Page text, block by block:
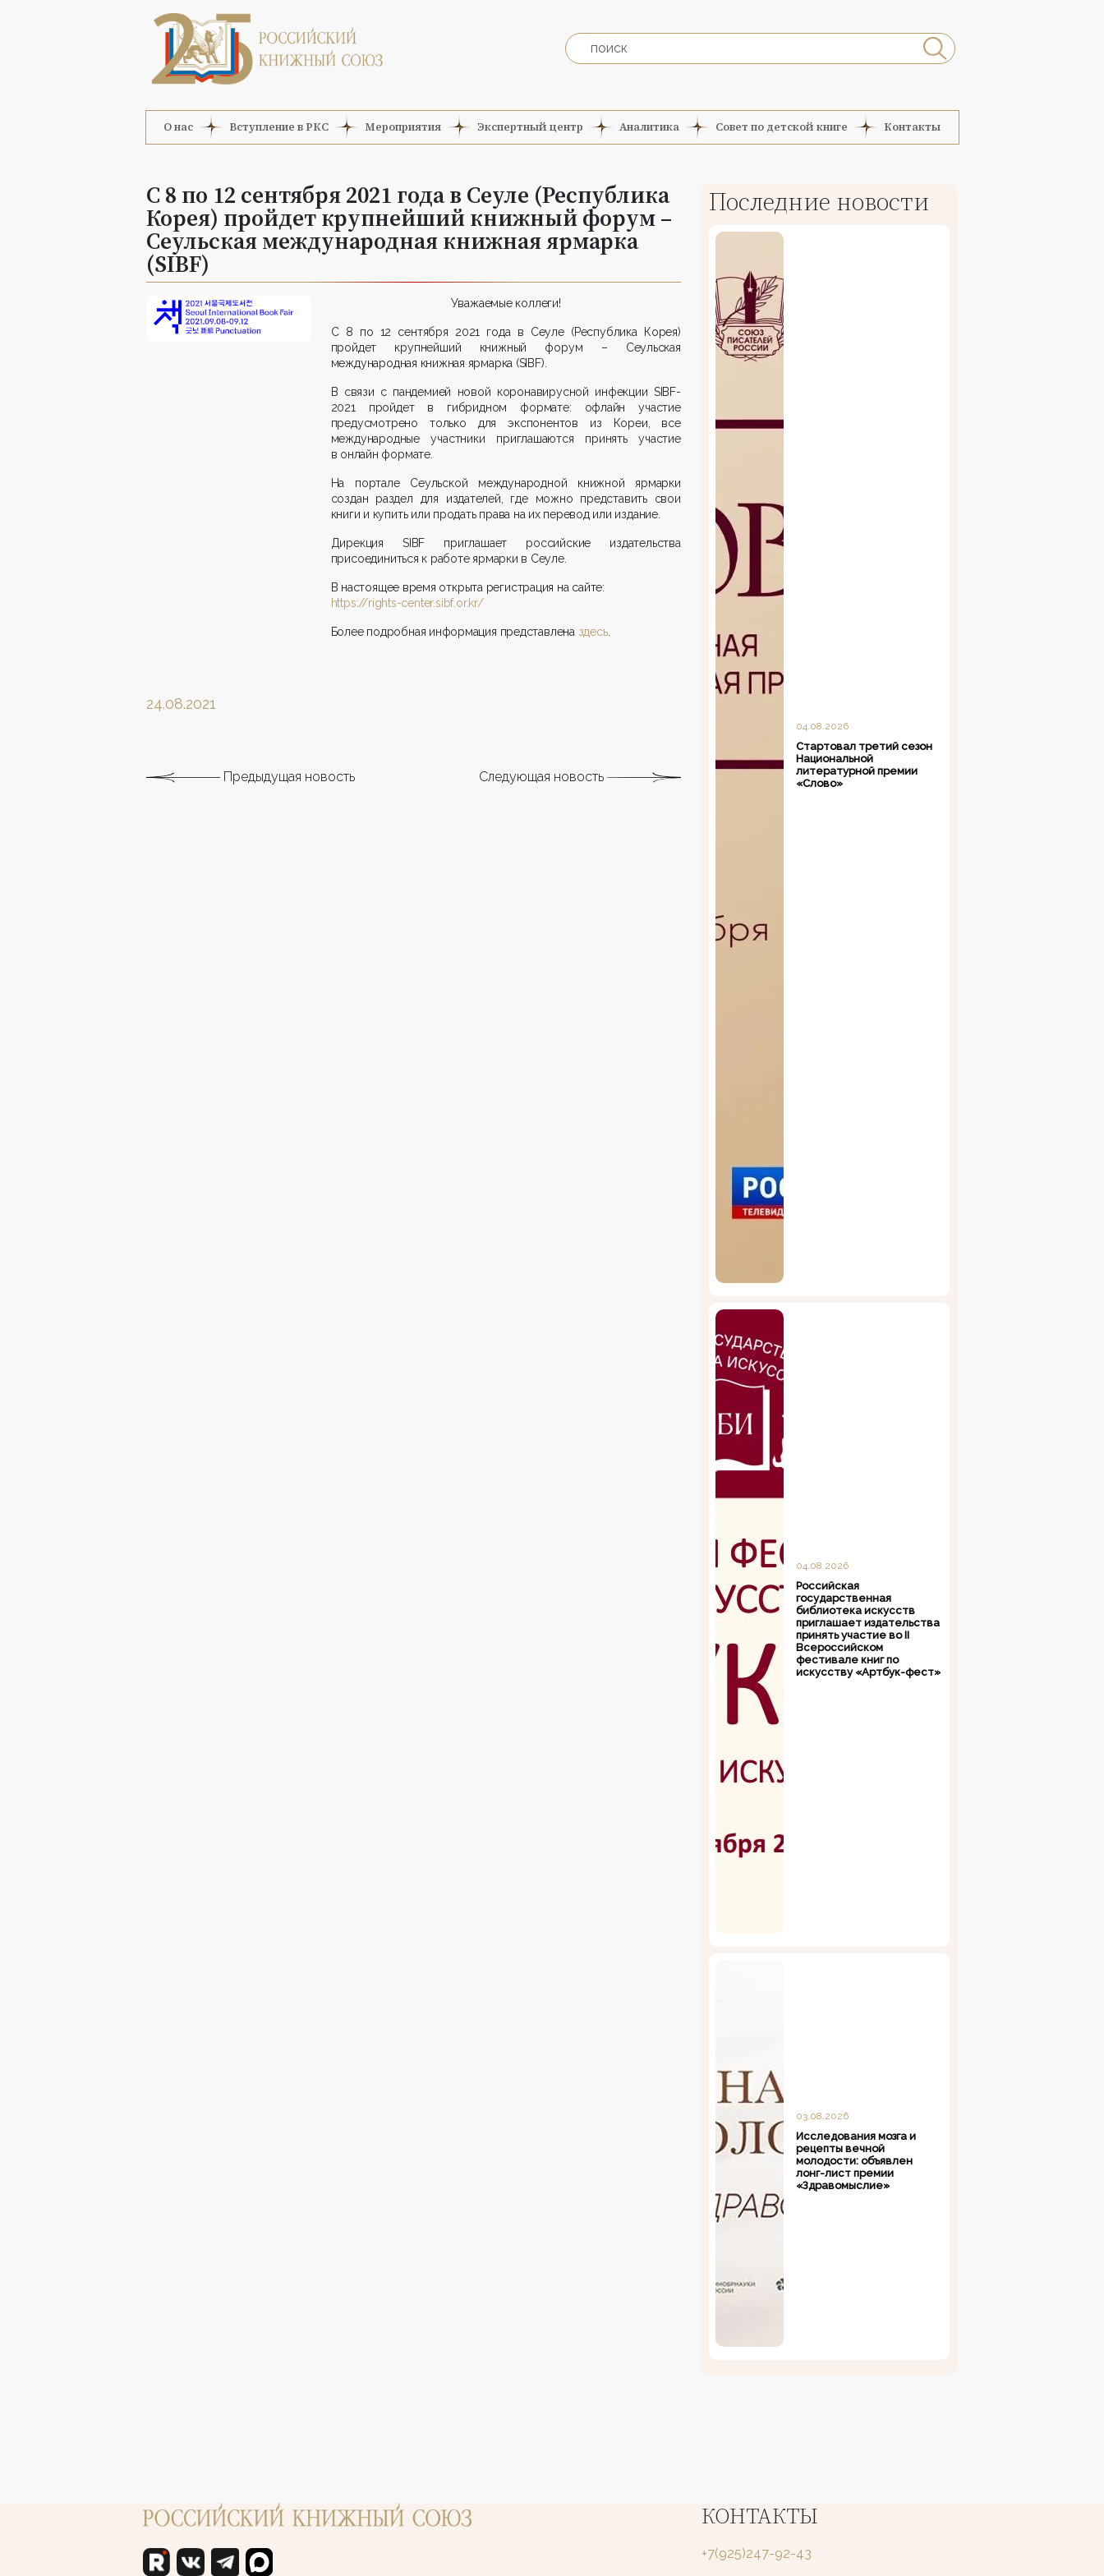
О нас Вступление в РКС Мероприятия Экспертный центр Аналитика Совет по детской книге Контакты
С 8 по 12 сентября 2021 года в Сеуле (Республика
Корея) пройдет крупнейший книжный форум –
Сеульская международная книжная ярмарка
(SIBF)
Уважаемые коллеги!
С 8 по 12 сентября 2021 года в Сеуле (Республика Корея)
пройдет крупнейший книжный форум – Сеульская
международная книжная ярмарка (SIBF).
В связи с пандемией новой коронавирусной инфекции SIBF-
2021 пройдет в гибридном формате: офлайн участие
предусмотрено только для экспонентов из Кореи, все
международные участники приглашаются принять участие
в онлайн формате.
На портале Сеульской международной книжной ярмарки
создан раздел для издателей, где можно представить свои
книги и купить или продать права на их перевод или издание.
Дирекция SIBF приглашает российские издательства
присоединиться к работе ярмарки в Сеуле.
В настоящее время открыта регистрация на сайте:
https://rights-center.sibf.or.kr/
Более подробная информация представлена здесь.
24.08.2021
Предыдущая новость Следующая новость
Последние новости
04.08.2026
Стартовал третий сезон
Национальной
литературной премии
«Слово»
04.08.2026
Российская
государственная
библиотека искусств
приглашает издательства
принять участие во II
Всероссийском
фестивале книг по
искусству «Артбук-фест»
03.08.2026
Исследования мозга и
рецепты вечной
молодости: объявлен
лонг-лист премии
«Здравомыслие»
КОНТАКТЫ
+7(925)247-92-43